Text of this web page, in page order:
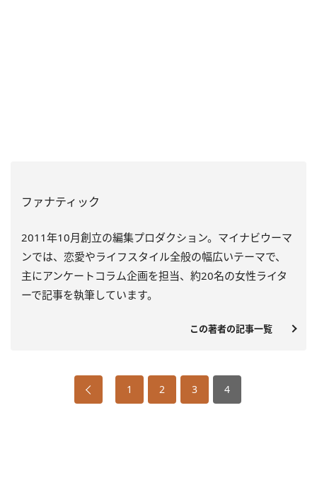
ファナティック
2011年10月創立の編集プロダクション。マイナビウーマ
ンでは、恋愛やライフスタイル全般の幅広いテーマで、
主にアンケートコラム企画を担当、約20名の女性ライタ
ーで記事を執筆しています。
この著者の記事一覧
1 2 3 4